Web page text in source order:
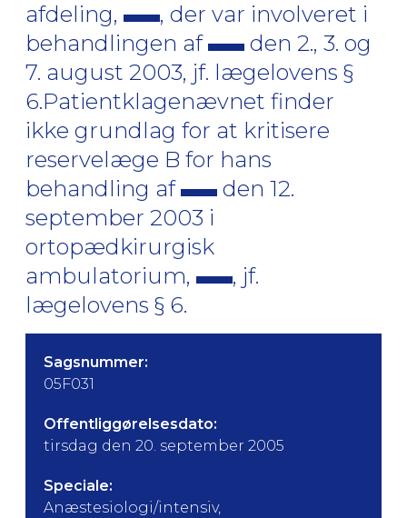
afdeling,
, der var involveret i
behandlingen af
den 2., 3. og
7. august 2003, jf. lægelovens §
6.Patientklagenævnet finder
ikke grundlag for at kritisere
reservelæge B for hans
behandling af
den 12.
september 2003 i
ortopædkirurgisk
ambulatorium,
, jf.
lægelovens § 6.
Sagsnummer:
05F031
Offentliggørelsesdato:
tirsdag den 20. september 2005
Speciale:
Anæstesiologi/intensiv,